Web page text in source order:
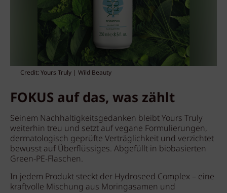
Credit: Yours Truly | Wild Beauty
FOKUS auf das, was zählt
Seinem Nachhaltigkeitsgedanken bleibt Yours Truly
weiterhin treu und setzt auf vegane Formulierungen,
dermatologisch geprüfte Verträglichkeit und verzichtet
bewusst auf Überflüssiges. Abgefüllt in biobasierten
Green-PE-Flaschen.
In jedem Produkt steckt der Hydroseed Complex – eine
kraftvolle Mischung aus Moringasamen und